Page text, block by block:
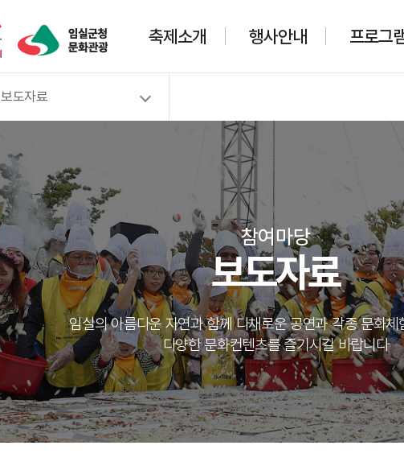
축제소개 행사안내 프로그
보도자료
참여마당
보도자료
임실의 아름다운 자연과 함께 다채로운 공연과 각종 문화체
다양한 문화컨텐츠를 즐기시길 바랍니다